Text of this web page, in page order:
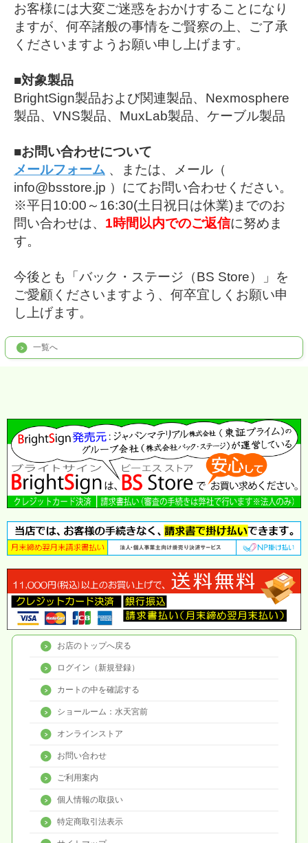
お客様には大変ご迷惑をおかけすることになり
ますが、何卒諸般の事情をご賢察の上、ご了承
くださいますようお願い申し上げます。
■対象製品
BrightSign製品および関連製品、Nexmosphere
製品、VNS製品、MuxLab製品、ケーブル製品
■お問い合わせについて
メールフォーム 、または、メール（
info@bsstore.jp ）にてお問い合わせください。
※平日10:00～16:30(土日祝日は休業)までのお
問い合わせは、 1時間以内でのご返信に努めま
す。
今後とも「バック・ステージ（BS Store）」を
ご愛顧くださいますよう、何卒宜しくお願い申
し上げます。
一覧へ
お店のトップへ戻る
ログイン（新規登録）
カートの中を確認する
ショールーム：水天宮前
オンラインストア
お問い合わせ
ご利用案内
個人情報の取扱い
特定商取引法表示